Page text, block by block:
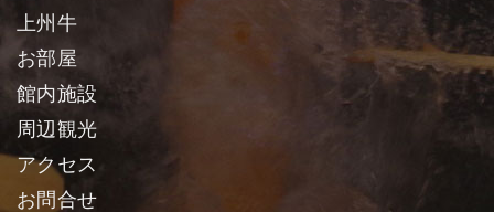
上州牛
お部屋
館内施設
周辺観光
アクセス
お問合せ